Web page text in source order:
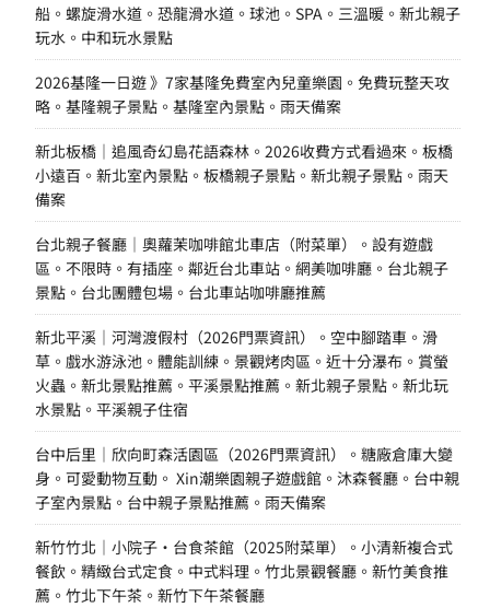
船。螺旋滑水道。恐龍滑水道。球池。SPA。三溫暖。新北親子
玩水。中和玩水景點
2026基隆一日遊 》7家基隆免費室內兒童樂園。免費玩整天攻
略。基隆親子景點。基隆室內景點。雨天備案
新北板橋｜追風奇幻島花語森林。2026收費方式看過來。板橋
小遠百。新北室內景點。板橋親子景點。新北親子景點。雨天
備案
台北親子餐廳｜奧蘿茉咖啡館北車店（附菜單）。設有遊戲
區。不限時。有插座。鄰近台北車站。網美咖啡廳。台北親子
景點。台北團體包場。台北車站咖啡廳推薦
新北平溪｜河灣渡假村（2026門票資訊）。空中腳踏車。滑
草。戲水游泳池。體能訓練。景觀烤肉區。近十分瀑布。賞螢
火蟲。新北景點推薦。平溪景點推薦。新北親子景點。新北玩
水景點。平溪親子住宿
台中后里｜欣向町森活園區（2026門票資訊）。糖廠倉庫大變
身。可愛動物互動。 Xin潮樂園親子遊戲館。沐森餐廳。台中親
子室內景點。台中親子景點推薦。雨天備案
新竹竹北｜小院子·台食茶館（2025附菜單）。小清新複合式
餐飲。精緻台式定食。中式料理。竹北景觀餐廳。新竹美食推
薦。竹北下午茶。新竹下午茶餐廳